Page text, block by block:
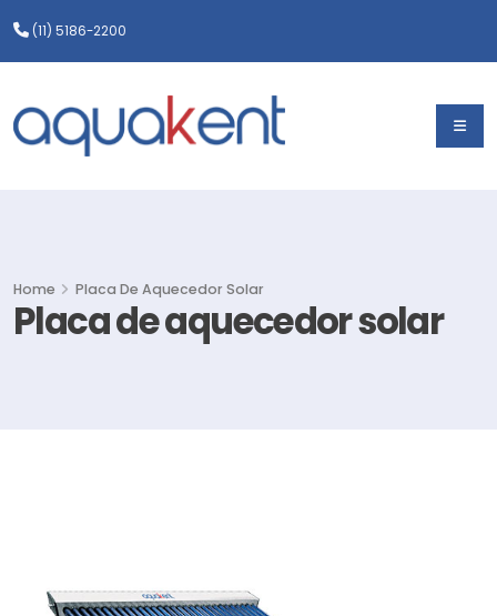
(11) 5186-2200
Placa de aquecedor solar
Home Placa De Aquecedor Solar